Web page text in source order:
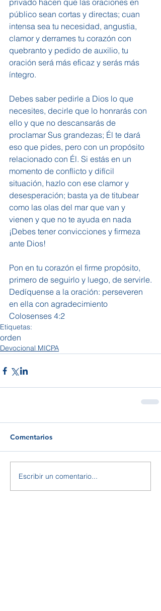
privado hacen que las oraciones en
público sean cortas y directas; cuan
intensa sea tu necesidad, angustia,
clamor y derrames tu corazón con
quebranto y pedido de auxilio, tu
oración será más eficaz y serás más
íntegro.
Debes saber pedirle a Dios lo que
necesites, decirle que lo honrarás con
ello y que no descansarás de
proclamar Sus grandezas; Él te dará
eso que pides, pero con un propósito
relacionado con Él. Si estás en un
momento de conflicto y difícil
situación, hazlo con ese clamor y
desesperación; basta ya de titubear
como las olas del mar que van y
vienen y que no te ayuda en nada
¡Debes tener convicciones y firmeza
ante Dios!
Pon en tu corazón el firme propósito,
primero de seguirlo y luego, de servirle.
Dedíquense a la oración: perseveren
en ella con agradecimiento
Colosenses 4:2
Etiquetas:
orden
Devocional MICPA
Comentarios
Escribir un comentario...